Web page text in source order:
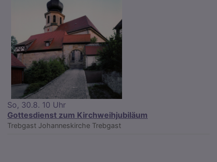
So, 30.8. 10 Uhr
Gottesdienst zum Kirchweihjubiläum
Trebgast Johanneskirche Trebgast